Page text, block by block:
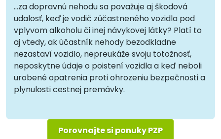
…za dopravnú nehodu sa považuje aj škodová
udalosť, keď je vodič zúčastneného vozidla pod
vplyvom alkoholu či inej návykovej látky? Platí to
aj vtedy, ak účastník nehody bezodkladne
nezastaví vozidlo, nepreukáže svoju totožnosť,
neposkytne údaje o poistení vozidla a keď neboli
urobené opatrenia proti ohrozeniu bezpečnosti a
plynulosti cestnej premávky.
Porovnajte si ponuky PZP